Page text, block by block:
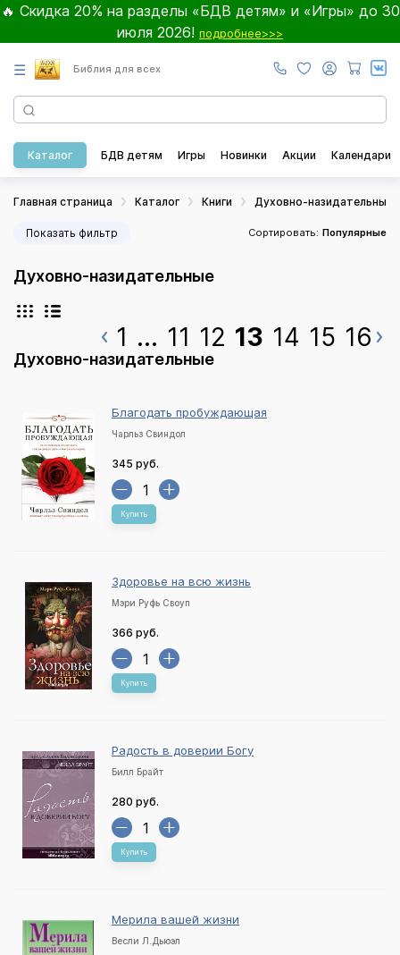
🔥 Скидка 20% на разделы «БДВ детям» и «Игры» до 30
июля 2026! подробнее>>>
☰ Библия для всех
Каталог БДВ детям Игры Новинки Акции Календари
Главная страница Каталог Книги Духовно-назидательные
Показать фильтр Сортировать: Популярные
Духовно-назидательные
1 ... 11 12 13 14 15 16
Духовно-назидательные
Благодать пробуждающая
Чарльз Свиндол
345 руб.
Купить
Здоровье на всю жизнь
Мэри Руфь Своуп
366 руб.
Купить
Радость в доверии Богу
Билл Брайт
280 руб.
Купить
Мерила вашей жизни
Весли Л.Дьюэл